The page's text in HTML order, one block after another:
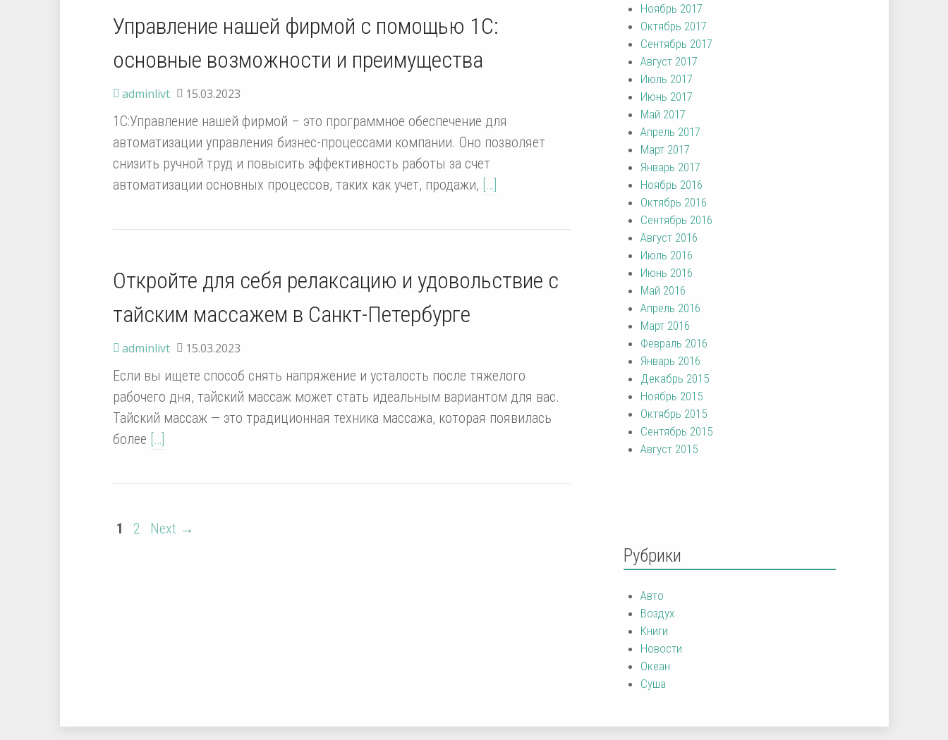
Управление нашей фирмой с помощью 1С:
основные возможности и преимущества
adminlivt 15.03.2023
1С:Управление нашей фирмой – это программное обеспечение для
автоматизации управления бизнес-процессами компании. Оно позволяет
снизить ручной труд и повысить эффективность работы за счет
автоматизации основных процессов, таких как учет, продажи, […]
Откройте для себя релаксацию и удовольствие с
тайским массажем в Санкт-Петербурге
adminlivt 15.03.2023
Если вы ищете способ снять напряжение и усталость после тяжелого
рабочего дня, тайский массаж может стать идеальным вариантом для вас.
Тайский массаж — это традиционная техника массажа, которая появилась
более […]
1 2 Next →
Ноябрь 2017
Октябрь 2017
Сентябрь 2017
Август 2017
Июль 2017
Июнь 2017
Май 2017
Апрель 2017
Март 2017
Январь 2017
Ноябрь 2016
Октябрь 2016
Сентябрь 2016
Август 2016
Июль 2016
Июнь 2016
Май 2016
Апрель 2016
Март 2016
Февраль 2016
Январь 2016
Декабрь 2015
Ноябрь 2015
Октябрь 2015
Сентябрь 2015
Август 2015
Рубрики
Авто
Воздух
Книги
Новости
Океан
Суша